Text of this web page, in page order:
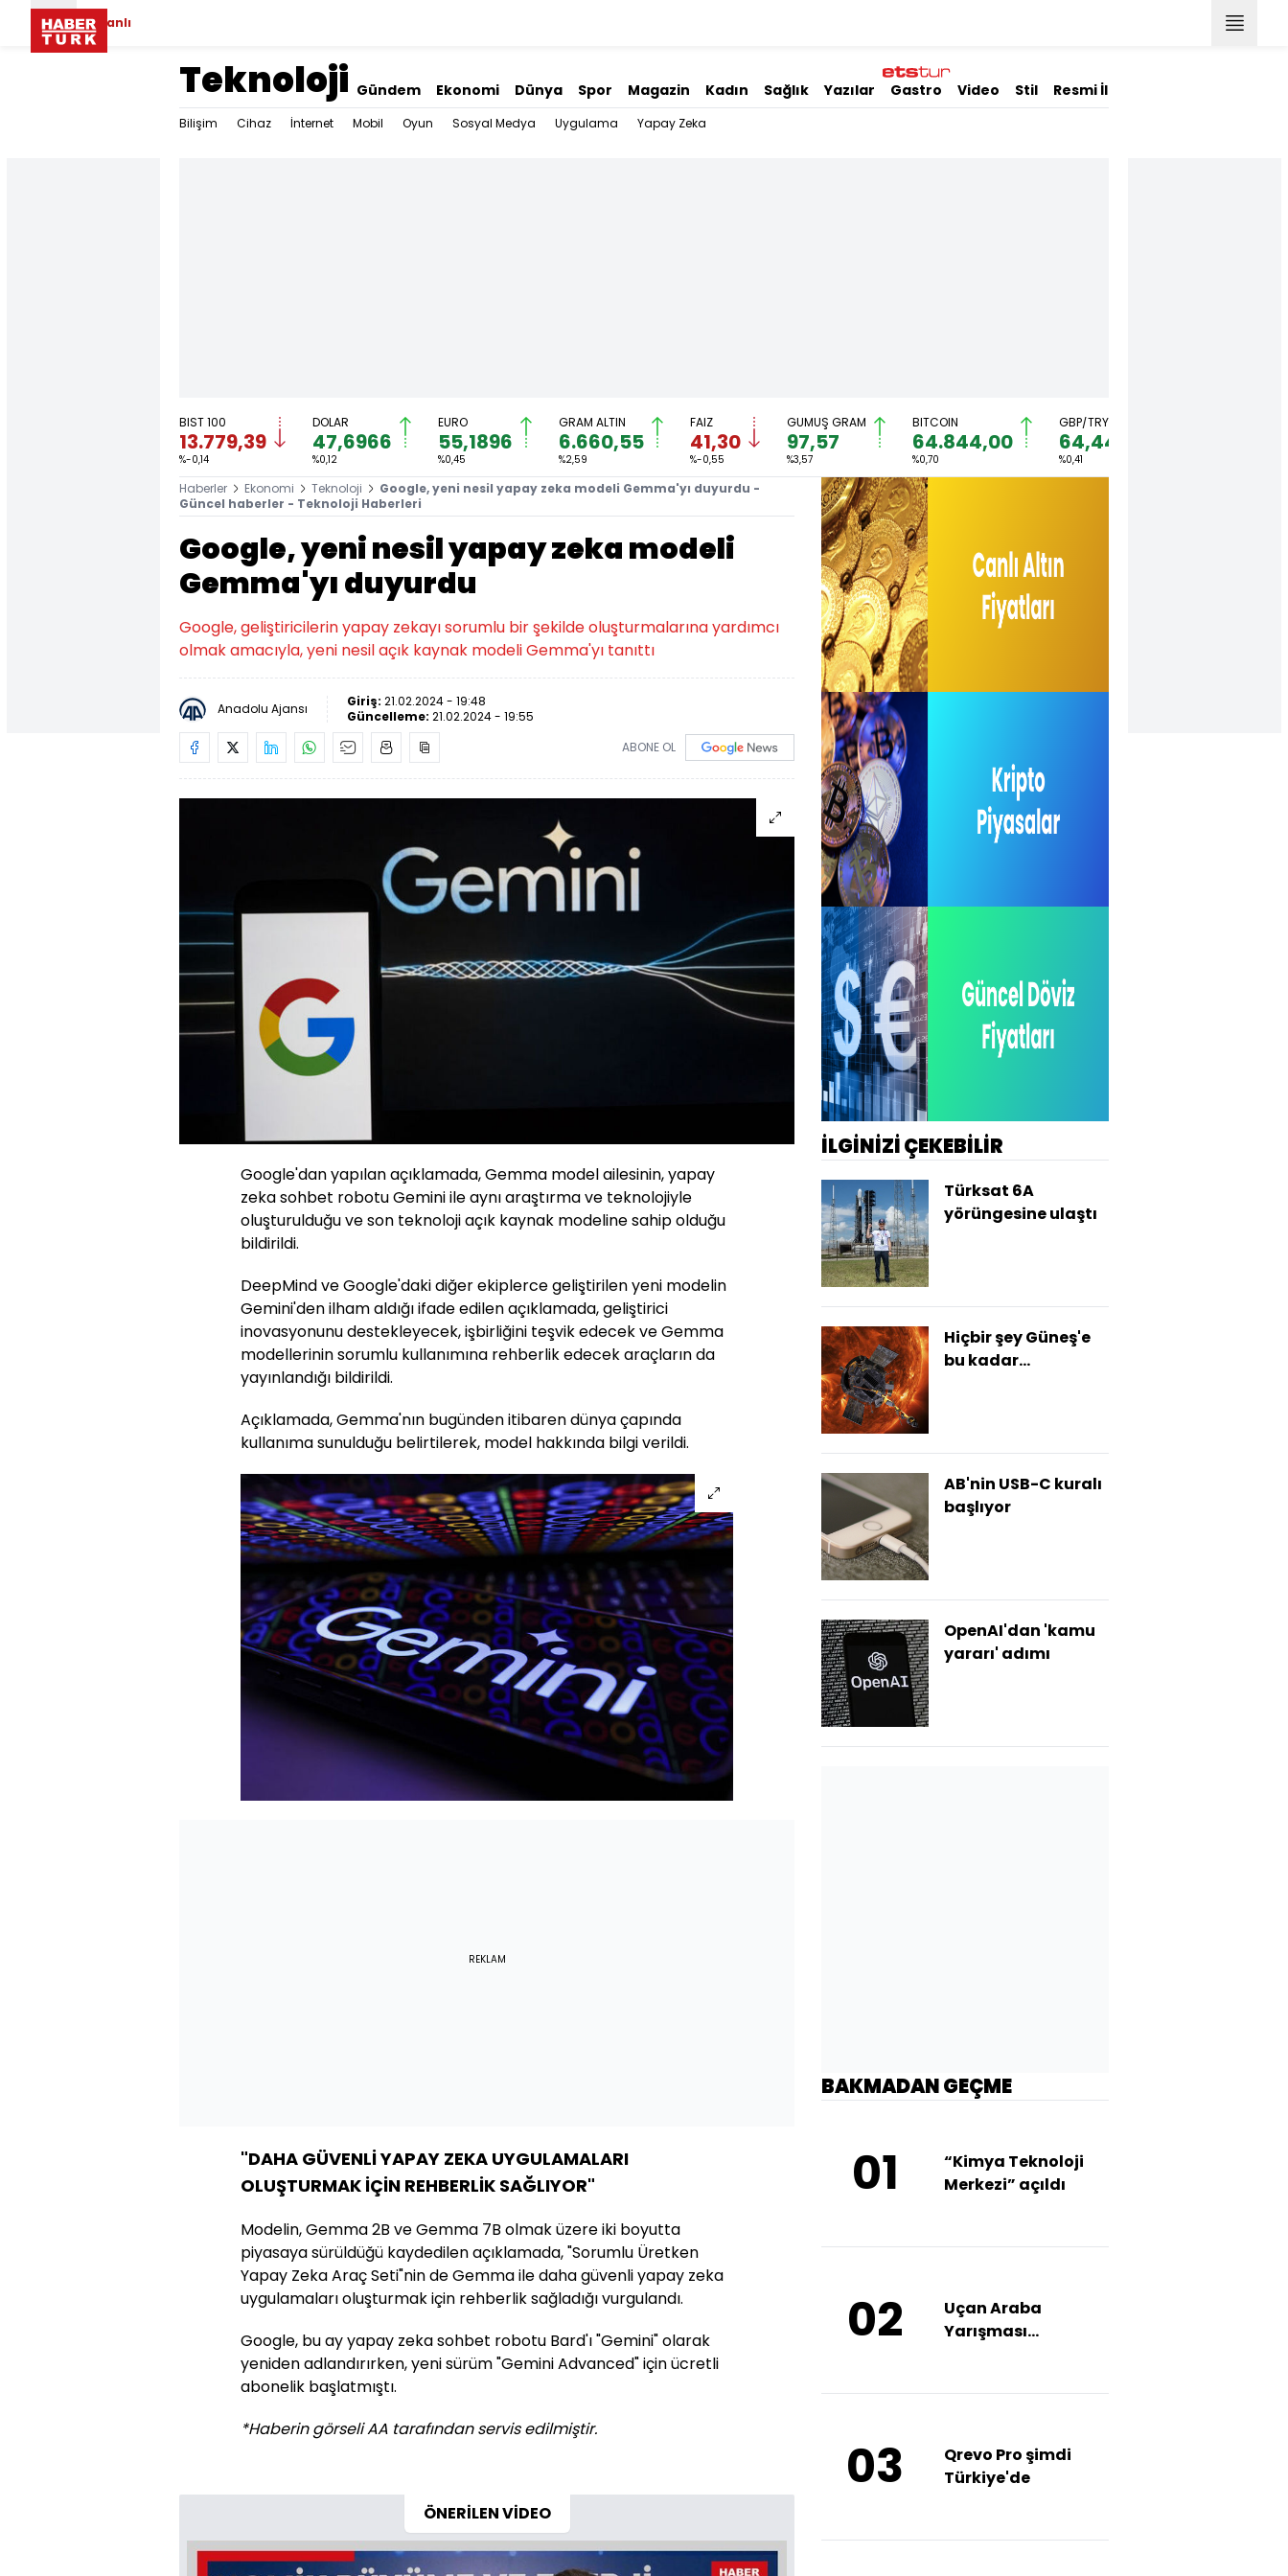
Canlı
Teknoloji Gündem Ekonomi Dünya Spor Magazin Kadın Sağlık Yazılar Gastro Video Stil Resmi İlanlar
Bilişim Cihaz İnternet Mobil Oyun Sosyal Medya Uygulama Yapay Zeka
BIST 100
13.779,39
%-0,14
DOLAR
47,6966
%0,12
EURO
55,1896
%0,45
GRAM ALTIN
6.660,55
%2,59
FAİZ
41,30
%-0,55
GÜMÜŞ GRAM
97,57
%3,57
BITCOIN
64.844,00
%0,70
GBP/TRY
64,4492
%0,41
Haberler Ekonomi Teknoloji
Google, yeni nesil yapay zeka modeli Gemma'yı duyurdu -
Güncel haberler - Teknoloji Haberleri
Google, yeni nesil yapay zeka modeli
Gemma'yı duyurdu
Google, geliştiricilerin yapay zekayı sorumlu bir şekilde oluşturmalarına yardımcı
olmak amacıyla, yeni nesil açık kaynak modeli Gemma'yı tanıttı
Anadolu Ajansı Giriş: 21.02.2024 - 19:48
Güncelleme: 21.02.2024 - 19:55
ABONE OL
Google'dan yapılan açıklamada, Gemma model ailesinin, yapay
zeka sohbet robotu Gemini ile aynı araştırma ve teknolojiyle
oluşturulduğu ve son teknoloji açık kaynak modeline sahip olduğu
bildirildi.
DeepMind ve Google'daki diğer ekiplerce geliştirilen yeni modelin
Gemini'den ilham aldığı ifade edilen açıklamada, geliştirici
inovasyonunu destekleyecek, işbirliğini teşvik edecek ve Gemma
modellerinin sorumlu kullanımına rehberlik edecek araçların da
yayınlandığı bildirildi.
Açıklamada, Gemma'nın bugünden itibaren dünya çapında
kullanıma sunulduğu belirtilerek, model hakkında bilgi verildi.
REKLAM
"DAHA GÜVENLİ YAPAY ZEKA UYGULAMALARI
OLUŞTURMAK İÇİN REHBERLİK SAĞLIYOR"
Modelin, Gemma 2B ve Gemma 7B olmak üzere iki boyutta
piyasaya sürüldüğü kaydedilen açıklamada, "Sorumlu Üretken
Yapay Zeka Araç Seti"nin de Gemma ile daha güvenli yapay zeka
uygulamaları oluşturmak için rehberlik sağladığı vurgulandı.
Google, bu ay yapay zeka sohbet robotu Bard'ı "Gemini" olarak
yeniden adlandırırken, yeni sürüm "Gemini Advanced" için ücretli
abonelik başlatmıştı.
*Haberin görseli AA tarafından servis edilmiştir.
ÖNERİLEN VİDEO
İLGİNİZİ ÇEKEBİLİR
Türksat 6A
yörüngesine ulaştı
Hiçbir şey Güneş'e
bu kadar
AB'nin USB-C kuralı
başlıyor
OpenAI'dan 'kamu
yararı' adımı
BAKMADAN GEÇME
01
“Kimya Teknoloji
Merkezi” açıldı
02
Uçan Araba
Yarışması
03
Qrevo Pro şimdi
Türkiye'de